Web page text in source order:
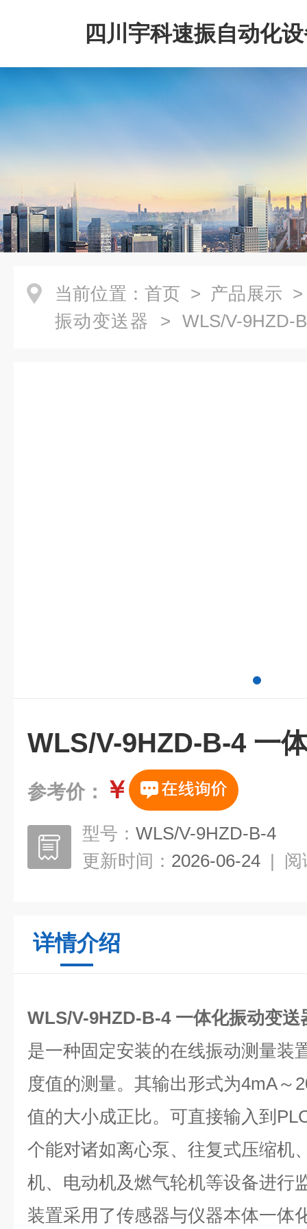
四川宇科速振自动化
公司
当前位置： 首页 > 产品展示
振动变送器 > WLS/V-9HZD-
WLS/V-9HZD-B-4 一
参考价： ￥
型号： WLS/V-9HZD-B-4
更新时间： 2026-06-24 | 阅
详情介绍
WLS/V-9HZD-B-4 一体化振动变送
是一种固定安装的在线振动测量装
度值的测量。其输出形式为4mA～
值的大小成正比。可直接输入到
个能对诸如离心泵、往复式压缩机
机、电动机及燃气轮机等设备进行
装置采用了传感器与仪器本体一体